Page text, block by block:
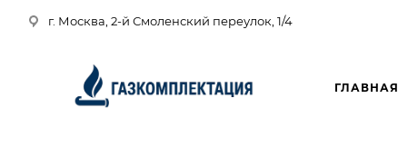
г. Москва, 2-й Смоленский переулок, 1/4
ГЛАВНАЯ